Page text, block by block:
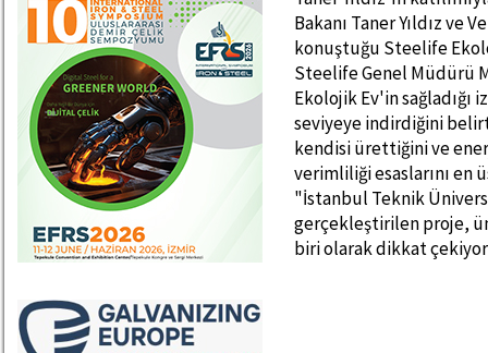
Bakanı Taner Yıldız ve
konuştuğu Steelife
Steelife Genel Müdürü
Ekolojik Ev'in sağladığı
seviyeye indirdiğini
kendisi ürettiğini ve
verimliliği esaslarını en
"İstanbul Teknik
gerçekleştirilen proje,
biri olarak dikkat